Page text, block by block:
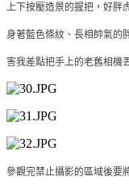
上下按壓造景的握把，好胖
身著藍色條紋、長相帥氣的
害我差點把手上的老舊相機
參觀完禁止攝影的區域後要